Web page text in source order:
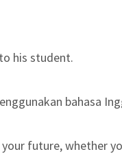
his student.
bahasa
future, whether